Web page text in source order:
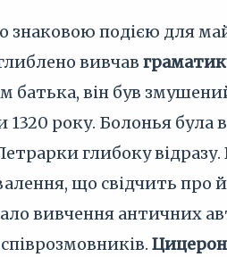
знаковою подією для
вивчав
батька, він був
1320 року. Болонья
глибоку відразу.
що свідчить про
вивчення античних